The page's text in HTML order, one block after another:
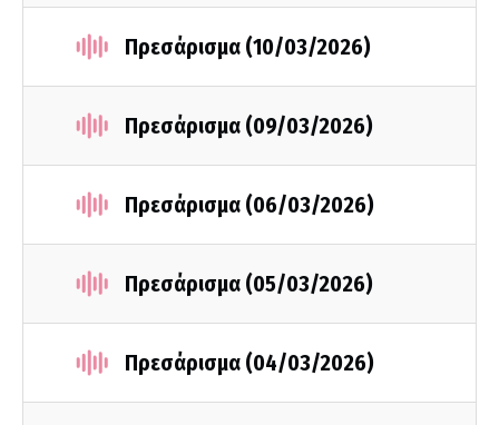
Πρεσάρισμα (10/03/2026)
Πρεσάρισμα (09/03/2026)
Πρεσάρισμα (06/03/2026)
Πρεσάρισμα (05/03/2026)
Πρεσάρισμα (04/03/2026)